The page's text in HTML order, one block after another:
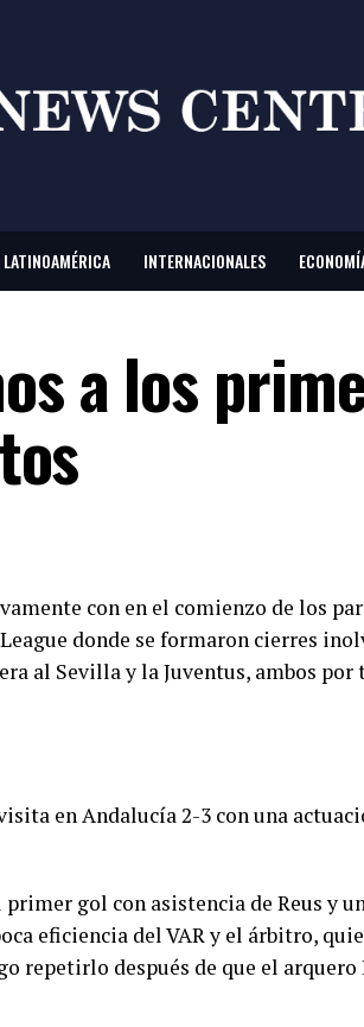
LATINOAMÉRICA INTERNACIONALES
a los
con en el comienzo de los
donde se formaron cierres
al Sevilla y la Juventus, ambos por
en Andalucía 2-3 con una
gol con asistencia de Reus y
eficiencia del VAR y el árbitro,
repetirlo después de que el arquero